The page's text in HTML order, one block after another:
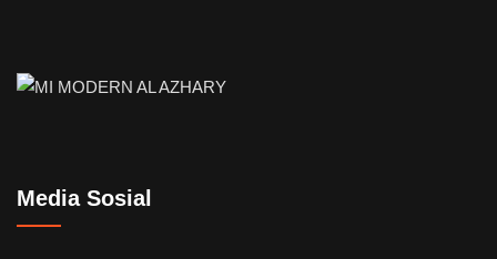
Media Sosial